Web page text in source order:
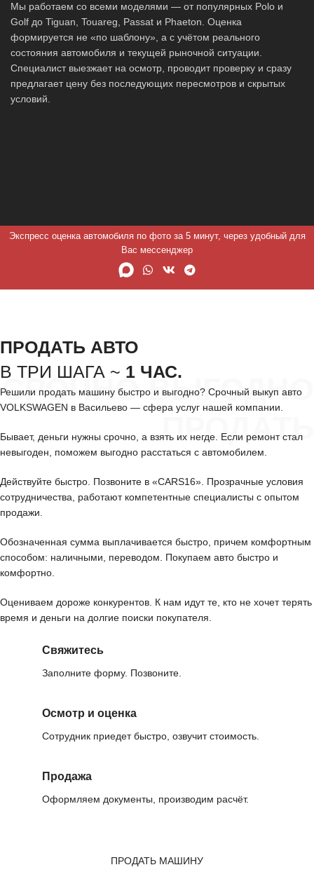
Мы работаем со всеми моделями — от популярных Polo и
Golf до Tiguan, Touareg, Passat и Phaeton. Оценка
формируется не «по шаблону», а с учётом реального
состояния автомобиля и текущей рыночной ситуации.
Специалист выезжает на осмотр, проводит проверку и сразу
предлагает цену без последующих пересмотров и скрытых
условий.
Экспресс оценка автомобиля по фото за 5 минут, через удобный для
Вас мессенджер
СРОЧНО ВЫГОДНО
ПРОДАТЬ
ПРОДАТЬ АВТО
В ТРИ ШАГА ~ 1 ЧАС.
Решили продать машину быстро и выгодно? Срочный выкуп авто
VOLKSWAGEN в Васильево — сфера услуг нашей компании.
Бывает, деньги нужны срочно, а взять их негде. Если ремонт стал
невыгоден, поможем выгодно расстаться с автомобилем.
Действуйте быстро. Позвоните в «CARS16». Прозрачные условия
сотрудничества, работают компетентные специалисты с опытом
продажи.
Обозначенная сумма выплачивается быстро, причем комфортным
способом: наличными, переводом. Покупаем авто быстро и
комфортно.
Оцениваем дороже конкурентов. К нам идут те, кто не хочет терять
время и деньги на долгие поиски покупателя.
Свяжитесь
Заполните форму. Позвоните.
Осмотр и оценка
Сотрудник приедет быстро, озвучит стоимость.
Продажа
Оформляем документы, производим расчёт.
ПРОДАТЬ МАШИНУ